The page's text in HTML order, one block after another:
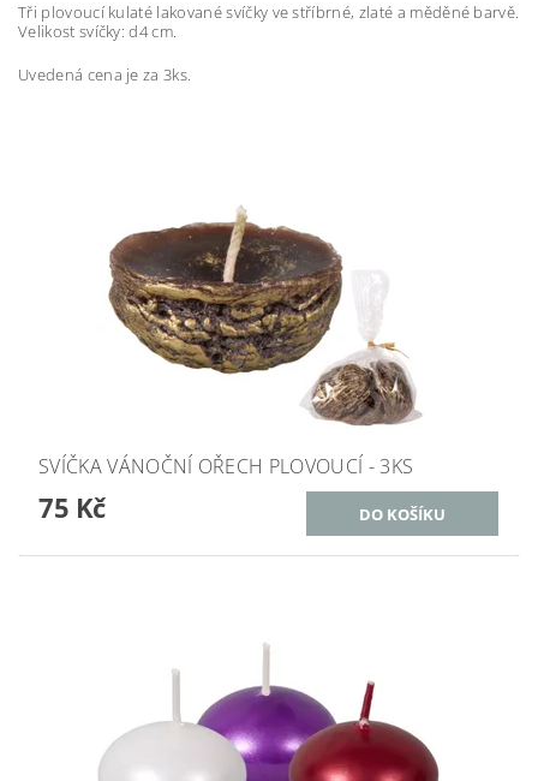
Tři plovoucí kulaté lakované svíčky ve stříbrné, zlaté a měděné barvě.
Velikost svíčky: d4 cm.
Uvedená cena je za 3ks.
SVÍČKA VÁNOČNÍ OŘECH PLOVOUCÍ - 3KS
75 Kč